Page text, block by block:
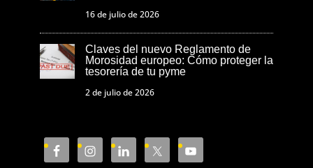
16 de julio de 2026
Claves del nuevo Reglamento de
Morosidad europeo: Cómo proteger la
tesorería de tu pyme
2 de julio de 2026